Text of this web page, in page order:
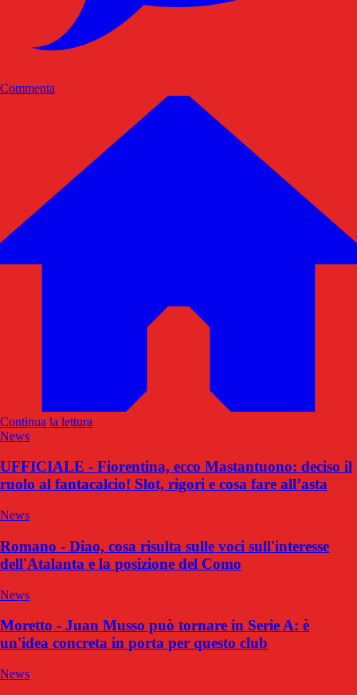
Commenta
Continua la lettura
News
UFFICIALE - Fiorentina, ecco Mastantuono: deciso il
ruolo al fantacalcio! Slot, rigori e cosa fare all’asta
News
Romano - Diao, cosa risulta sulle voci sull'interesse
dell'Atalanta e la posizione del Como
News
Moretto - Juan Musso può tornare in Serie A: è
un'idea concreta in porta per questo club
News